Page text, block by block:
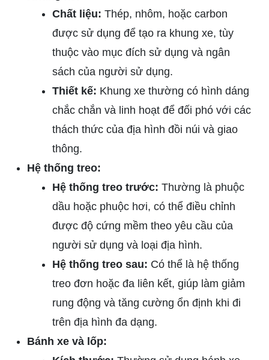
Chất liệu: Thép, nhôm, hoặc carbon
được sử dụng để tạo ra khung xe, tùy
thuộc vào mục đích sử dụng và ngân
sách của người sử dụng.
Thiết kế: Khung xe thường có hình dáng
chắc chắn và linh hoạt để đối phó với các
thách thức của địa hình đồi núi và giao
thông.
Hệ thống treo:
Hệ thống treo trước: Thường là phuộc
dầu hoặc phuộc hơi, có thể điều chỉnh
được độ cứng mềm theo yêu cầu của
người sử dụng và loại địa hình.
Hệ thống treo sau: Có thể là hệ thống
treo đơn hoặc đa liên kết, giúp làm giảm
rung động và tăng cường ổn định khi đi
trên địa hình đa dạng.
Bánh xe và lốp: